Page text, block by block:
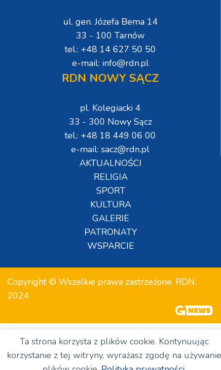
ul. gen. Józefa Bema 14
33 - 100 Tarnów
tel.: +48 14 627 50 50
e-mail: info@rdn.pl
RDN NOWY SĄCZ
pl. Kolegiacki 4
33 - 300 Nowy Sącz
tel.: +48 18 449 06 00
e-mail: sacz@rdn.pl
AKTUALNOŚCI
RELIGIA
SPORT
KULTURA
GALERIE
PATRONATY
WSPARCIE
Copyright © Wszelkie prawa zastrzeżone. RDN.
2024.
Ta strona korzysta z plików cookie. Kontynuując
korzystanie z tej witryny, wyrażasz zgodę na używanie